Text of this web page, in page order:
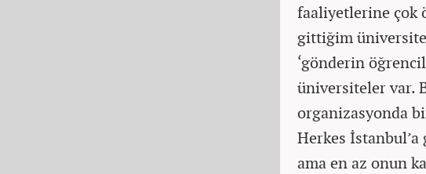
faaliyetlerine çok
gittiğim
‘gönderin
üniversiteler var.
organizasyonda
Herkes
ama en az onun